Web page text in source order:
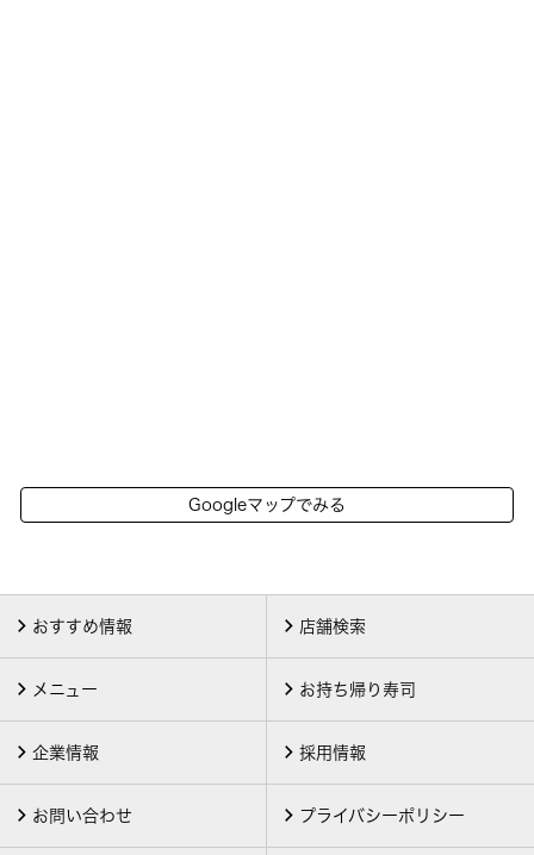
Googleマップでみる
おすすめ情報 店舗検索
メニュー お持ち帰り寿司
企業情報 採用情報
お問い合わせ プライバシーポリシー